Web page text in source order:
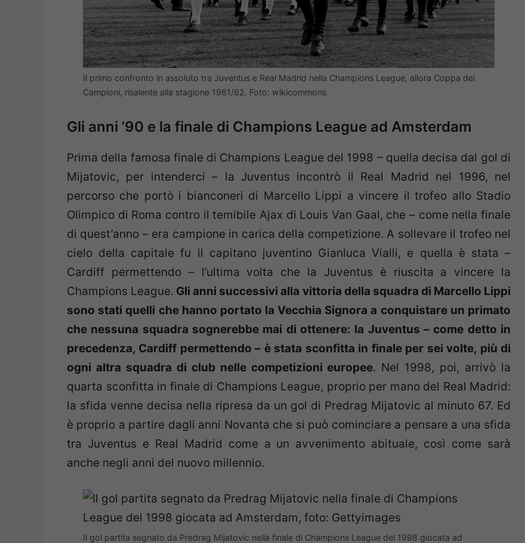
Il primo confronto in assoluto tra Juventus e Real Madrid nella Champions League, allora Coppa dei
Campioni, risalente alla stagione 1961/62. Foto: wikicommons
Gli anni ’90 e la finale di Champions League ad Amsterdam
Prima della famosa finale di Champions League del 1998 – quella decisa dal gol di
Mijatovic, per intenderci – la Juventus incontrò il Real Madrid nel 1996, nel
percorso che portò i bianconeri di Marcello Lippi a vincere il trofeo allo Stadio
Olimpico di Roma contro il temibile Ajax di Louis Van Gaal, che – come nella finale
di quest’anno – era campione in carica della competizione. A sollevare il trofeo nel
cielo della capitale fu il capitano juventino Gianluca Vialli, e quella è stata –
Cardiff permettendo – l’ultima volta che la Juventus è riuscita a vincere la
Champions League. Gli anni successivi alla vittoria della squadra di Marcello Lippi
sono stati quelli che hanno portato la Vecchia Signora a conquistare un primato
che nessuna squadra sognerebbe mai di ottenere: la Juventus – come detto in
precedenza, Cardiff permettendo – è stata sconfitta in finale per sei volte, più di
ogni altra squadra di club nelle competizioni europee. Nel 1998, poi, arrivò la
quarta sconfitta in finale di Champions League, proprio per mano del Real Madrid:
la sfida venne decisa nella ripresa da un gol di Predrag Mijatovic al minuto 67. Ed
è proprio a partire dagli anni Novanta che si può cominciare a pensare a una sfida
tra Juventus e Real Madrid come a un avvenimento abituale, così come sarà
anche negli anni del nuovo millennio.
Il gol partita segnato da Predrag Mijatovic nella finale di Champions League del 1998 giocata ad